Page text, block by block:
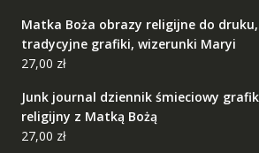
Matka Boża obrazy religijne do
tradycyjne grafiki, wizerunki Maryi
27,00 zł
Junk journal dziennik śmieciowy
religijny z Matką Bożą
27,00 zł